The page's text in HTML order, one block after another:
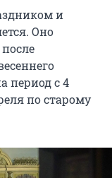
и
Оно
период с 4
по старому